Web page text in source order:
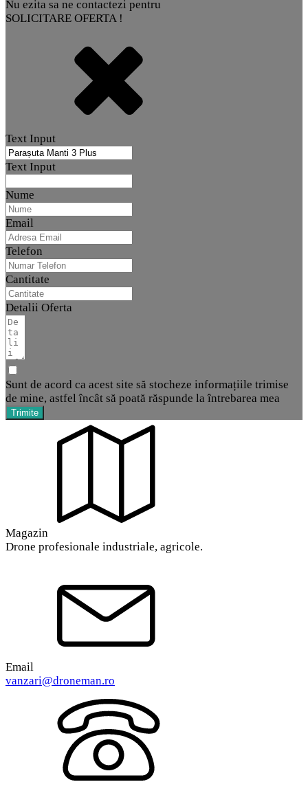
Nu ezita sa ne contactezi pentru
SOLICITARE OFERTA !
Text Input
Text Input
Nume
Email
Telefon
Cantitate
Detalii Oferta
Sunt de acord ca acest site să stocheze informațiile trimise
de mine, astfel încât să poată răspunde la întrebarea mea
Trimite
Magazin
Drone profesionale industriale, agricole.
Email
vanzari@droneman.ro